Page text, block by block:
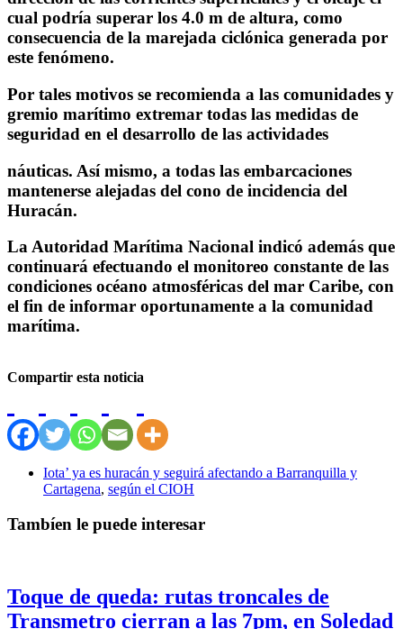
cual podría superar los 4.0 m de altura, como
consecuencia de la marejada ciclónica generada por
este fenómeno.
Por tales motivos se recomienda a las comunidades y
gremio marítimo extremar todas las medidas de
seguridad en el desarrollo de las actividades
náuticas. Así mismo, a todas las embarcaciones
mantenerse alejadas del cono de incidencia del
Huracán.
La Autoridad Marítima Nacional indicó además que
continuará efectuando el monitoreo constante de las
condiciones océano atmosféricas del mar Caribe, con
el fin de informar oportunamente a la comunidad
marítima.
Compartir esta noticia
Iota’ ya es huracán y seguirá afectando a Barranquilla y
Cartagena, según el CIOH
Tambíen le puede interesar
Toque de queda: rutas troncales de
Transmetro cierran a las 7pm, en Soledad